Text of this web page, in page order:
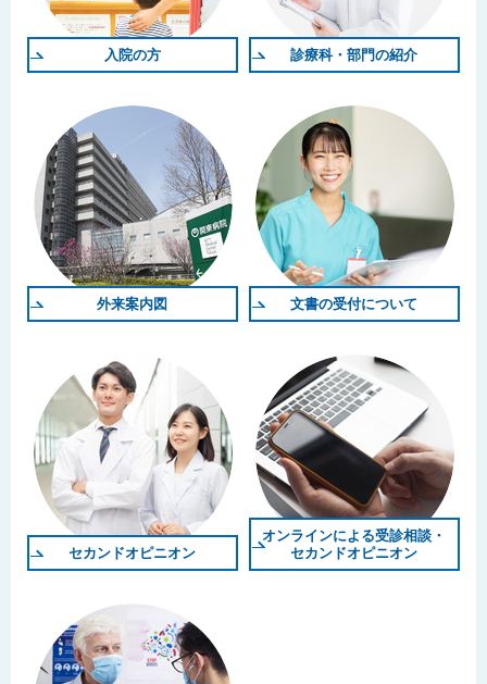
入院の方 診療科・部門の紹介
外来案内図 文書の受付について
セカンドオピニオン
オンラインによる受診相談・
セカンドオピニオン